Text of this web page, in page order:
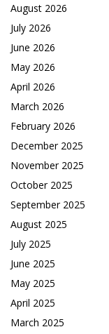
August 2026
July 2026
June 2026
May 2026
April 2026
March 2026
February 2026
December 2025
November 2025
October 2025
September 2025
August 2025
July 2025
June 2025
May 2025
April 2025
March 2025